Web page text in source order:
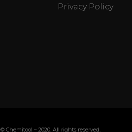
Privacy Policy
© Chemitool – 2020. All rights reserved.